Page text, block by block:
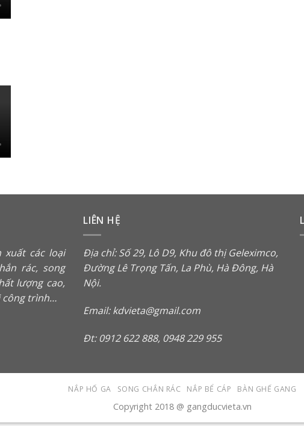
xuất các loại
rác, song
lượng cao,
công trình…
LIÊN HỆ
Địa chỉ: Số 29, Lô D9, Khu đô thị Geleximco,
Đường Lê Trọng Tấn, La Phù, Hà Đông, Hà
Nội.
Email: kdvieta@gmail.com
Đt: 0912 622 888, 0948 229 955
NẮP HỐ GA SONG CHẮN RÁC NẮP BỂ CÁP BÀN GHẾ GANG
Copyright 2018 @ gangducvieta.vn